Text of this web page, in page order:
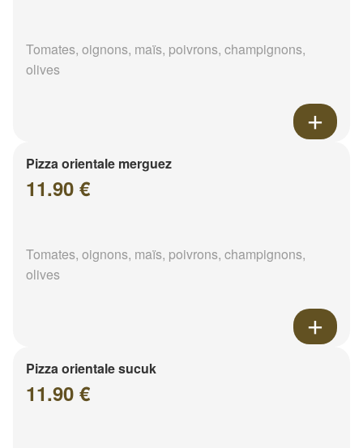
Tomates, oignons, maïs, poivrons, champignons,
olives
Pizza orientale merguez
11.90 €
Tomates, oignons, maïs, poivrons, champignons,
olives
Pizza orientale sucuk
11.90 €